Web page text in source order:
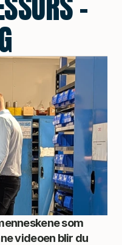
som
videoen blir du